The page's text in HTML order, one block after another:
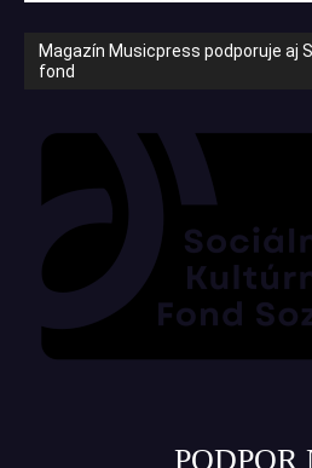
Magazín Musicpress podporuje aj
fond
PODPOR